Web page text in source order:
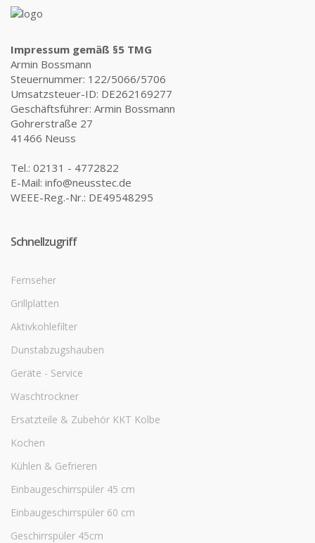
Impressum gemäß §5 TMG
Armin Bossmann
Steuernummer: 122/5066/5706
Umsatzsteuer-ID: DE262169277
Geschäftsführer: Armin Bossmann
Gohrerstraße 27
41466 Neuss
Tel.: 02131 - 4772822
E-Mail: info@neusstec.de
WEEE-Reg.-Nr.: DE49548295
Schnellzugriff
Fernseher
Grillplatten
Aktivkohlefilter
Dunstabzugshauben
Geräte - Service
Waschtrockner
Ersatzteile & Zubehör KKT Kolbe
Kochen
Kühlen & Gefrieren
Einbaugeschirrspüler 45 cm
Einbaugeschirrspüler 60 cm
Geschirrspüler 45cm